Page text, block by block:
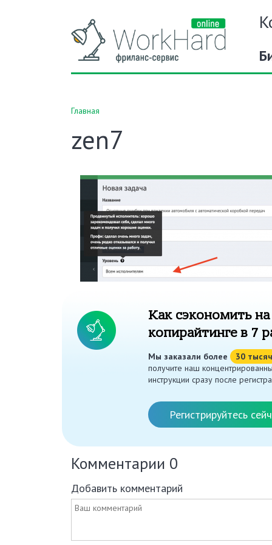
Главная
zen7
Как сэкономить на
копирайтинге в 7
Мы заказали более 30 тысяч
получите наш
инструкции сразу после
Регистрируйтесь
Комментарии 0
Добавить комментарий